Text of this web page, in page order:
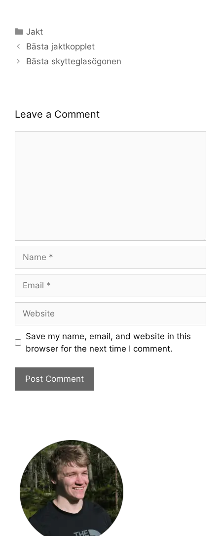
Categories
Jakt
Bästa jaktkopplet
Bästa skytteglasögonen
Leave a Comment
Save my name, email, and website in this
browser for the next time I comment.